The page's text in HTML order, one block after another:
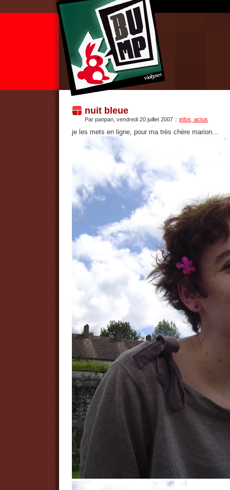
nuit bleue
Par panpan, vendredi 20 juillet 2007 :: infos, actus
je les mets en ligne, pour ma très chère marion...